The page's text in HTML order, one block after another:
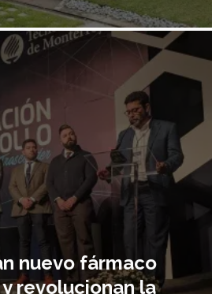
nuevo fármaco
revolucionan la